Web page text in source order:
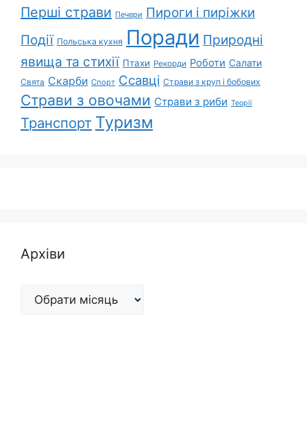
Перші страви Печери Пироги і пиріжки
Події Польська кухня Поради Природні
явища та стихії Птахи Рекорди Роботи Салати
Свята Скарби Спорт Ссавці Страви з круп і бобових
Страви з овочами Страви з риби Теорії
Транспорт Туризм
Архіви
Архіви